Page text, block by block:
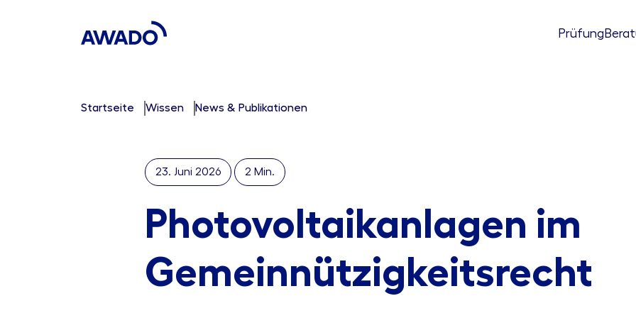
Prüfung
Startseite Wissen News & Publikationen
23. Juni 2026 2 Min.
Photovoltaikanlagen im
Gemeinnützigkeitsrecht